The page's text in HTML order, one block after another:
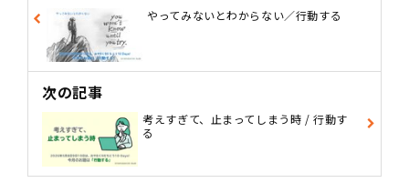
やってみないとわからない／行動する
次の記事
考えすぎて、止まってしまう時 / 行動す
る